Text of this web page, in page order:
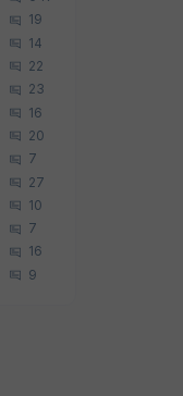
19
14
22
23
16
20
7
27
10
7
16
9